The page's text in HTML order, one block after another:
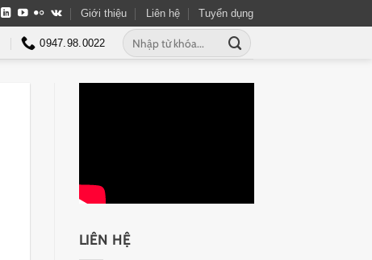
Giới thiệu Liên hệ Tuyển dụng
0947.98.0022
Tìm
kiếm:
LIÊN HỆ